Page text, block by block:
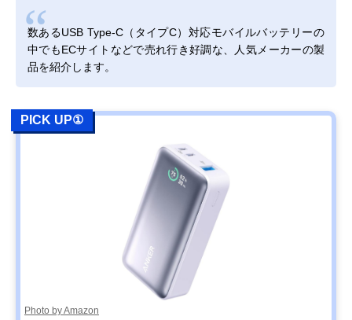
数あるUSB Type-C（タイプC）対応モバイルバッテリーの
中でもECサイトなどで売れ行き好調な、人気メーカーの製
品を紹介します。
PICK UP①
Photo by Amazon